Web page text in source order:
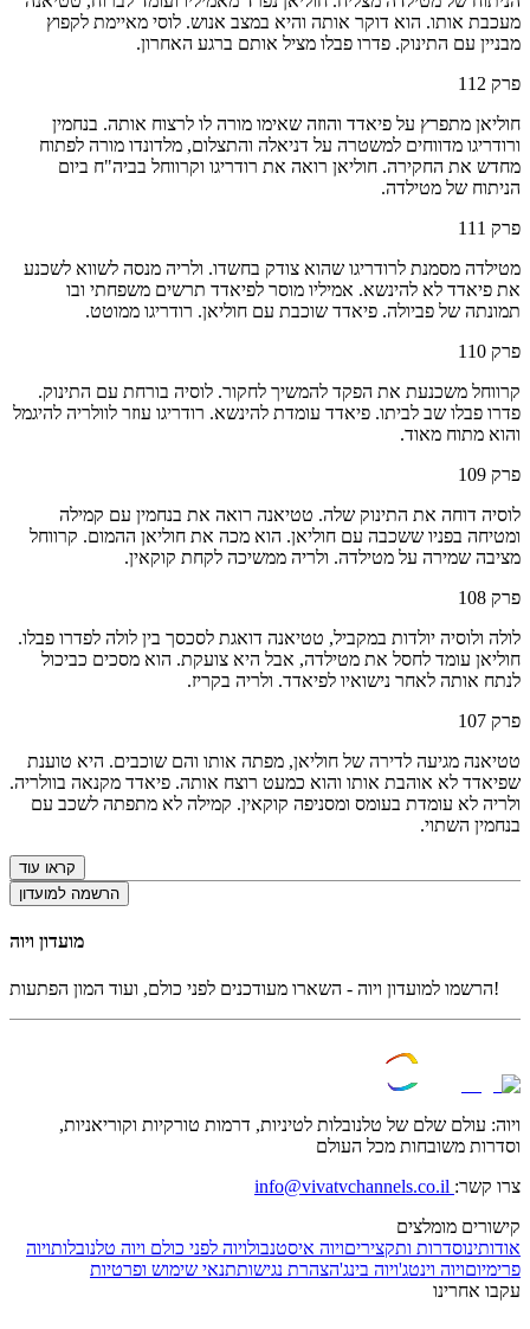
מעכבת אותו. הוא דוקר אותה והיא במצב אנוש. לוסי מאיימת לקפוץ
מבניין עם התינוק. פדרו פבלו מציל אותם ברגע האחרון.
פרק 112
חוליאן מתפרץ על פיאדד והוזה שאימו מורה לו לרצוח אותה. בנחמין
ורודריגו מדווחים למשטרה על דניאלה והתצלום, מלדונדו מורה לפתוח
מחדש את החקירה. חוליאן רואה את רודריגו וקרווחל בביה"ח ביום
הניתוח של מטילדה.
פרק 111
מטילדה מסמנת לרודריגו שהוא צודק בחשדו. ולריה מנסה לשווא לשכנע
את פיאדד לא להינשא. אמיליו מוסר לפיאדד תרשים משפחתי ובו
תמונתה של פביולה. פיאדד שוכבת עם חוליאן. רודריגו ממוטט.
פרק 110
קרווחל משכנעת את הפקד להמשיך לחקור. לוסיה בורחת עם התינוק.
פדרו פבלו שב לביתו. פיאדד עומדת להינשא. רודריגו עוזר לוולריה להיגמל
והוא מתוח מאוד.
פרק 109
לוסיה דוחה את התינוק שלה. טטיאנה רואה את בנחמין עם קמילה
ומטיחה בפניו ששכבה עם חוליאן. הוא מכה את חוליאן ההמום. קרווחל
מציבה שמירה על מטילדה. ולריה ממשיכה לקחת קוקאין.
פרק 108
לולה ולוסיה יולדות במקביל, טטיאנה דואגת לסכסך בין לולה לפדרו פבלו.
חוליאן עומד לחסל את מטילדה, אבל היא צועקת. הוא מסכים כביכול
לנתח אותה לאחר נישואיו לפיאדד. ולריה בקריז.
פרק 107
טטיאנה מגיעה לדירה של חוליאן, מפתה אותו והם שוכבים. היא טוענת
שפיאדד לא אוהבת אותו והוא כמעט רוצח אותה. פיאדד מקנאה בוולריה.
ולריה לא עומדת בעומס ומסניפה קוקאין. קמילה לא מתפתה לשכב עם
בנחמין השתוי.
קראו עוד
הרשמה למועדון
מועדון ויוה
הרשמו למועדון ויוה - השארו מעודכנים לפני כולם, ועוד המון הפתעות!
ויוה: עולם שלם של טלנובלות לטיניות, דרמות טורקיות וקוריאניות,
וסדרות משובחות מכל העולם
צרו קשר:
קישורים מומלצים
אודותינוסדרות ותקציריםויוה איסטנבולויוה לפני כולם ויוה טלנובלותויוה
פרימיוםויוה וינטג'ויוה בינג'הצהרת נגישותתנאי שימוש ופרטיות
עקבו אחרינו